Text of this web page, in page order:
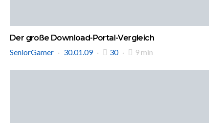
Der große Download-Portal-Vergleich
SeniorGamer
30.01.09 30 9 min